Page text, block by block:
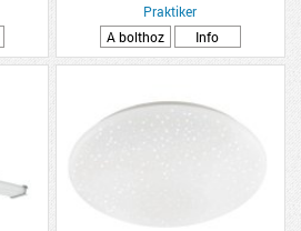
Praktiker
A bolthoz
Info